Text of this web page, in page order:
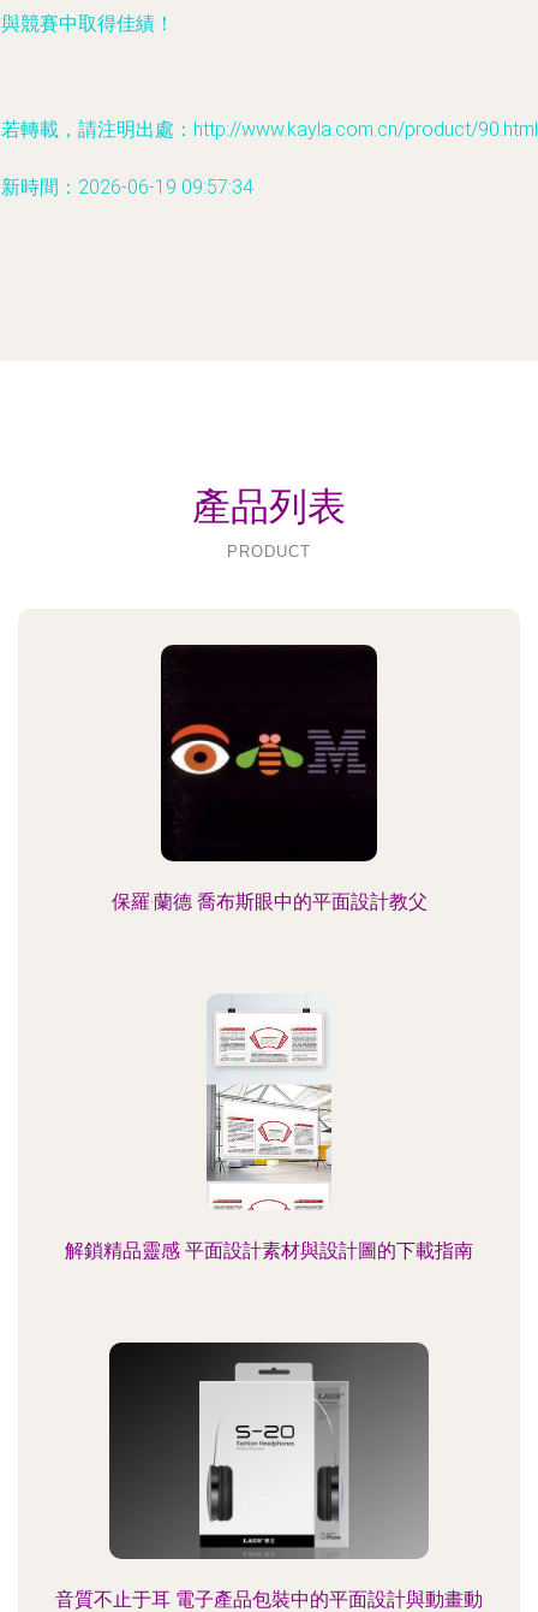
競賽中取得佳績！
轉載，請注明出處：http://www.kayla.com.cn/product/90.html
時間：2026-06-19 09:57:34
產品列表
PRODUCT
保羅·蘭德 喬布斯眼中的平面設計教父
解鎖精品靈感 平面設計素材與設計圖的下載指南
音質不止于耳 電子產品包裝中的平面設計與動畫動